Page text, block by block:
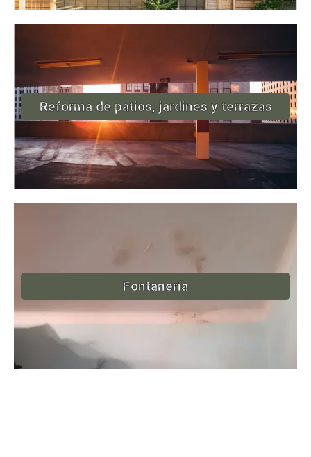
Reforma de patios, jardines y terrazas
Fontanería